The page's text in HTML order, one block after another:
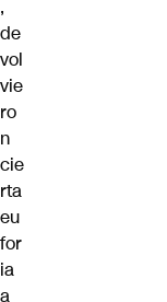
,
de
vol
vie
ro
n
cie
rta
eu
for
ia
a